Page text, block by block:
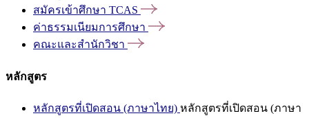
สมัครเข้าศึกษา TCAS
ค่าธรรมเนียมการศึกษา
คณะและสำนักวิชา
หลักสูตร
หลักสูตรที่เปิดสอน (ภาษาไทย) หลักสูตรที่เปิดสอน (ภาษา